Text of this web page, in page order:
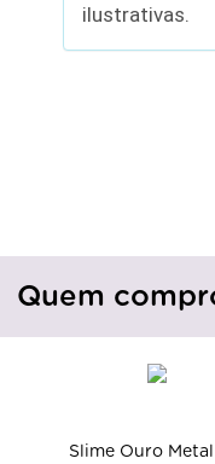
ilustrativas.
Quem
Slime Ouro